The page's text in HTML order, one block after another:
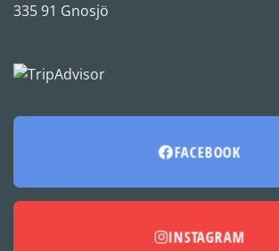
335 91 Gnosjö
FACEBOOK
INSTAGRAM